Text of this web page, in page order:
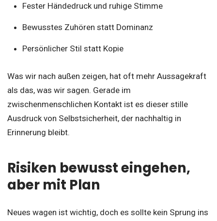
Fester Händedruck und ruhige Stimme
Bewusstes Zuhören statt Dominanz
Persönlicher Stil statt Kopie
Was wir nach außen zeigen, hat oft mehr Aussagekraft
als das, was wir sagen. Gerade im
zwischenmenschlichen Kontakt ist es dieser stille
Ausdruck von Selbstsicherheit, der nachhaltig in
Erinnerung bleibt.
Risiken bewusst eingehen,
aber mit Plan
Neues wagen ist wichtig, doch es sollte kein Sprung ins